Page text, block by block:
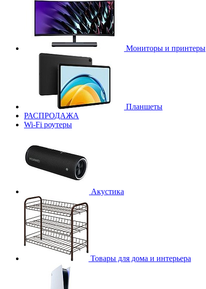
Мониторы и принтеры
Планшеты
РАСПРОДАЖА
Wi-Fi роутеры
Акустика
Товары для дома и интерьера